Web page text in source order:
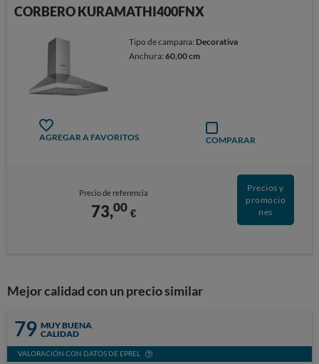
CORBERO KURAMATHI400FNX
Tipo de campana: Decorativa
Anchura:60,00 cm
AGREGAR A FAVORITOS COMPARAR
Precio de referencia
73,00 €
Precios y
promocio
nes
Mejor calidad con un precio similar
79 MUY BUENA
CALIDAD
VALORACIÓN CON DATOS DE EPREL